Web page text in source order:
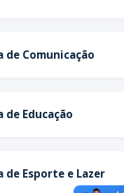
de Comunicação
de Educação
de Esporte e Lazer